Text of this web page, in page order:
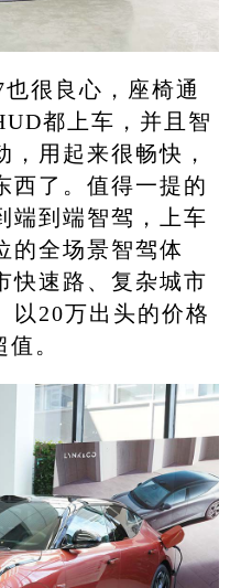
很良心，座椅通
都上车，并且智
用起来很畅快，
西了。值得一提的
端到端智驾，上车
的全场景智驾体
快速路、复杂城市
以20万出头的价格
。